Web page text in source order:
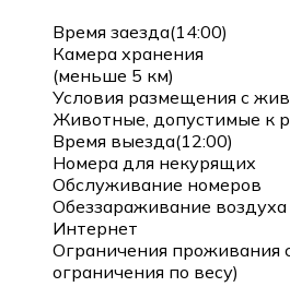
Время заезда(14:00)
Камера хранения
(меньше 5 км)
Условия размещения с
Животные, допустимые к
Время выезда(12:00)
Номера для некурящих
Обслуживание номеров
Обеззараживание воздуха
Интернет
Ограничения проживания
ограничения по весу)